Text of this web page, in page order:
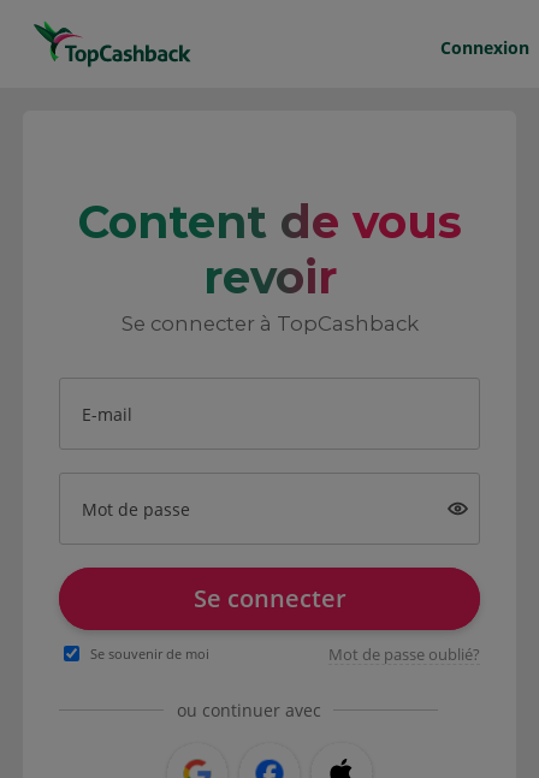
Connexion
Content de vous
revoir
Se connecter à TopCashback
E-mail
Mot de passe
Se connecter
Se souvenir de moi Mot de passe oublié?
ou continuer avec